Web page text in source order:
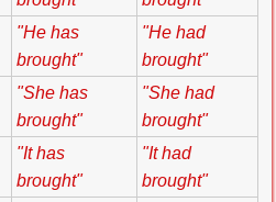
"He has
brought"
"He had
brought"
"She has
brought"
"She had
brought"
"It has
brought"
"It had
brought"